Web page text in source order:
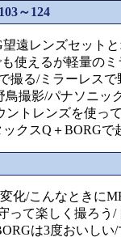
～124
遠レンズセット
使えるが軽量の
撮る/ミラーレス
鳥撮影/パナソニッ
トレンズを使っ
クスQ＋BORGで
化/こんなときに
って楽しく撮ろう/
は3度おいしい